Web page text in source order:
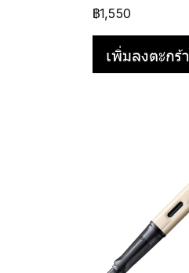
฿1,550
เพิ่มลงตะกร้า